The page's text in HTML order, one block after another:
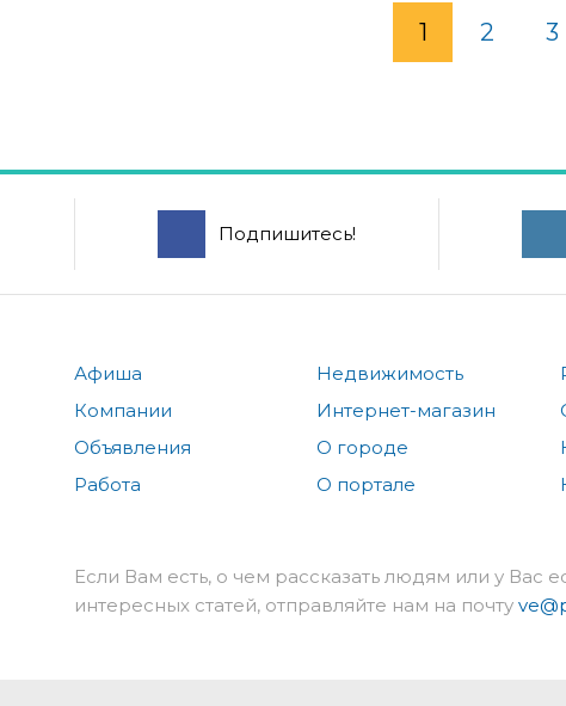
1 2 3
Подпишитесь!
Афиша
Компании
Объявления
Работа
Недвижимость
Интернет-магазин
О городе
О портале
Если Вам есть, о чем рассказать людям или у Вас
интересных статей, отправляйте нам на почту